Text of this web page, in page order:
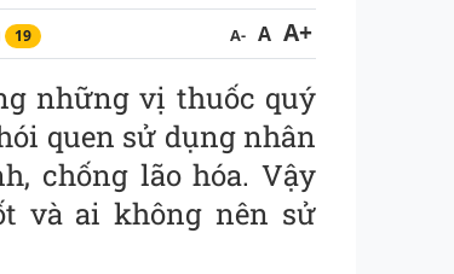
22 A- A A+
những vị thuốc quý
quen sử dụng nhân
chống lão hóa. Vậy
và ai không nên sử